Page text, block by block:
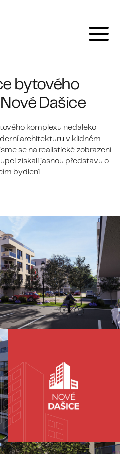
bytového
Dašice
komplexu nedaleko
architekturu v klidném
se na realistické zobrazení
získali jasnou představu o
bydlení.